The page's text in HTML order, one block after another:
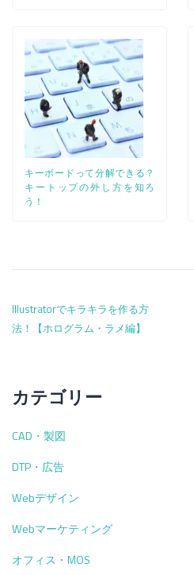
キーボードって分解できる？
キートップの外し方を知ろ
う！
Illustratorでキラキラを作る方
法！【ホログラム・ラメ編】
カテゴリー
CAD・製図
DTP・広告
Webデザイン
Webマーケティング
オフィス・MOS